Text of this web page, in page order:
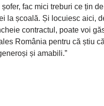
fac mici treburi ce țin
la școală. Și locuiesc aici,
contractul, poate voi
România pentru că știu
și amabili.”